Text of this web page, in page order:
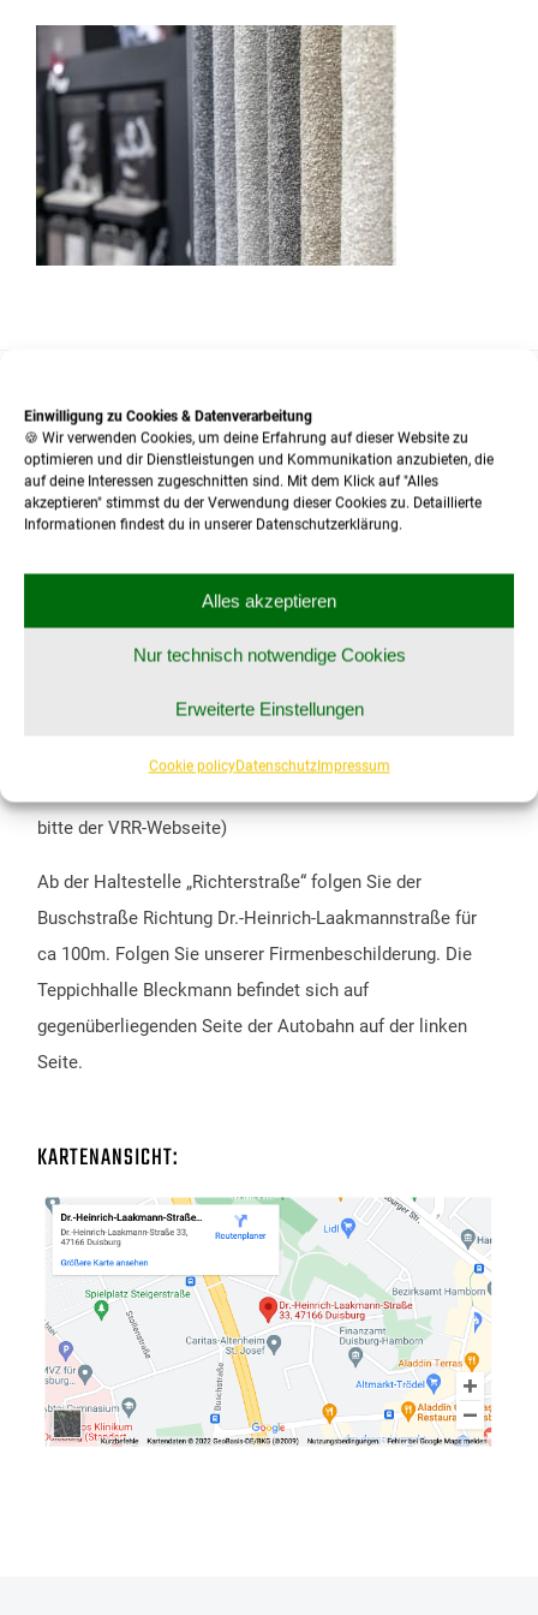
Einwilligung zu Cookies & Datenverarbeitung
🍪 Wir verwenden Cookies, um deine Erfahrung auf dieser Website zu
optimieren und dir Dienstleistungen und Kommunikation anzubieten, die
auf deine Interessen zugeschnitten sind. Mit dem Klick auf "Alles
akzeptieren" stimmst du der Verwendung dieser Cookies zu. Detaillierte
Informationen findest du in unserer Datenschutzerklärung.
Alles akzeptieren
Nur technisch notwendige Cookies
Erweiterte Einstellungen
Cookie policyDatenschutzImpressum
SO KÖNNEN SIE KONTAKT MIT UNS AUFNEHMEN:
Tel.: 02 03 / 55 33 33
Fax:02 03 / 56 06 66
E-Mail: service@teppichhalle-bleckmann.de
SO ERREICHEN SIE UNS MIT DEM BUS:
Fahren Sie mit einer Buslinie bis zurHaltestelle
„Richterstraße“
bitte derVRR-Webseite)
Ab der Haltestelle „Richterstraße“ folgen Sie der
Buschstraße Richtung Dr.-Heinrich-Laakmannstraße für
ca 100m. Folgen Sie unserer Firmenbeschilderung. Die
Teppichhalle Bleckmann befindet sich auf
gegenüberliegenden Seite der Autobahn auf der linken
Seite.
KARTENANSICHT: